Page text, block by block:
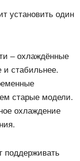
установить один
– охлаждённые
и стабильнее.
старые модели.
охлаждение
поддерживать